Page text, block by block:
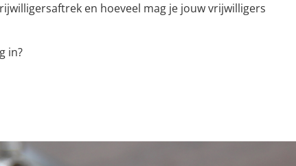
en hoeveel mag je jouw vrijwilligers
in?